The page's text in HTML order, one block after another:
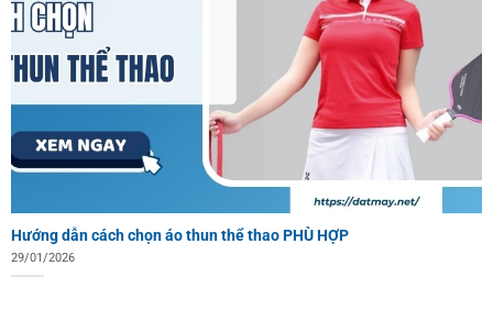
Hướng dẫn cách chọn áo thun thể thao PHÙ HỢP
29/01/2026